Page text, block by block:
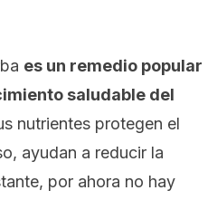
es un remedio popular
saludable del
nutrientes protegen el
ayudan a reducir la
por ahora no hay